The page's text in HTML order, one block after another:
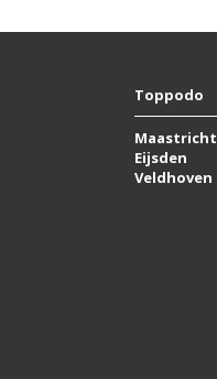
Toppodo
Maastricht
Eijsden
Veldhoven